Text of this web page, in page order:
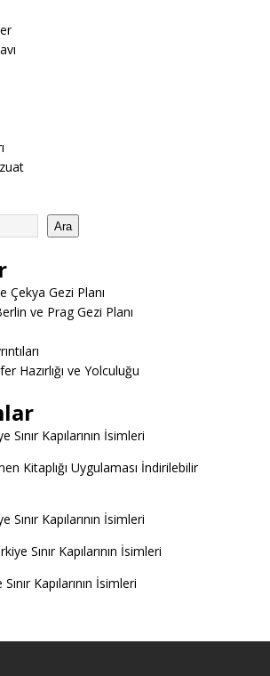
Ara
Çekya Gezi Planı
ve Prag Gezi Planı
Hazırlığı ve Yolculuğu
Sınır Kapılarının İsimleri
Kitaplığı Uygulaması İndirilebilir
Sınır Kapılarının İsimleri
Sınır Kapılarının İsimleri
Kapılarının İsimleri